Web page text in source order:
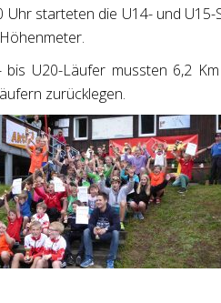
Uhr starteten die U14- und
bis U20-Läufer mussten 6,2
zurücklegen.